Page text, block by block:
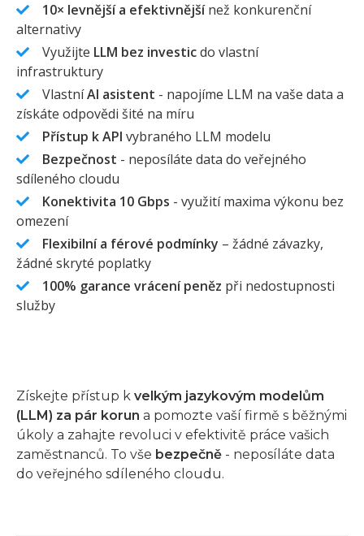
10× levnější a efektivnějšínež konkurenční
alternativy
Využijte LLM bez investicdo vlastní
infrastruktury
VlastníAI asistent - napojíme LLM na vaše data a
získáte odpovědi šité na míru
Přístup k API vybraného LLM modelu
Bezpečnost - neposíláte data do veřejného
sdíleného cloudu
Konektivita 10 Gbps - využití maxima výkonu bez
omezení
Flexibilní a férové podmínky – žádné závazky,
žádné skryté poplatky
100% garance vrácení peněz při nedostupnosti
služby
Získejte přístup k velkým jazykovým modelům
(LLM) za pár korun a pomozte vaší firmě s běžnými
úkoly a zahajte revoluci v efektivitě práce vašich
zaměstnanců. To vše bezpečně - neposíláte data
do veřejného sdíleného cloudu.